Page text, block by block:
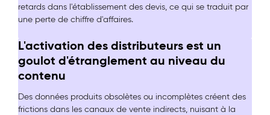
retards dans l'établissement des devis, ce qui se traduit par
une perte de chiffre d'affaires.
L'activation des distributeurs est un
goulot d'étranglement au niveau du
contenu
Des données produits obsolètes ou incomplètes créent des
frictions dans les canaux de vente indirects, nuisant à la